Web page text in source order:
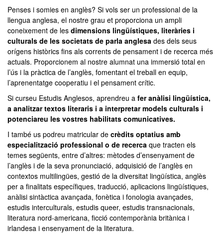
of
0
seconds
Penses i somies en anglès? Si vols ser un professional de la
llengua anglesa, el nostre grau et proporciona un ampli
coneixement de les dimensions lingüístiques, literàries i
culturals de les societats de parla anglesa des dels seus
orígens històrics fins als corrents de pensament i de recerca més
actuals. Proporcionem al nostre alumnat una immersió total en
l’ús i la pràctica de l’anglès, fomentant el treball en equip,
l’aprenentatge cooperatiu i el pensament crític.
Si curseu Estudis Anglesos, aprendreu a fer anàlisi lingüística,
a analitzar textos literaris i a interpretar models culturals i
potenciareu les vostres habilitats comunicatives.
I també us podreu matricular de crèdits optatius amb
especialització professional o de recerca que tracten els
temes següents, entre d’altres: mètodes d’ensenyament de
l’anglès i de la seva pronunciació, adquisició de l’anglès en
contextos multilingües, gestió de la diversitat lingüística, anglès
per a finalitats específiques, traducció, aplicacions lingüístiques,
anàlisi sintàctica avançada, fonètica i fonologia avançades,
estudis interculturals, estudis queer, estudis transnacionals,
literatura nord-americana, ficció contemporània britànica i
irlandesa i ensenyament de la literatura.